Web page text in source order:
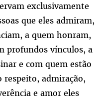
exclusivamente
que eles admiram,
a quem honram,
profundos vínculos, a
e com quem estão
respeito, admiração,
e amor eles